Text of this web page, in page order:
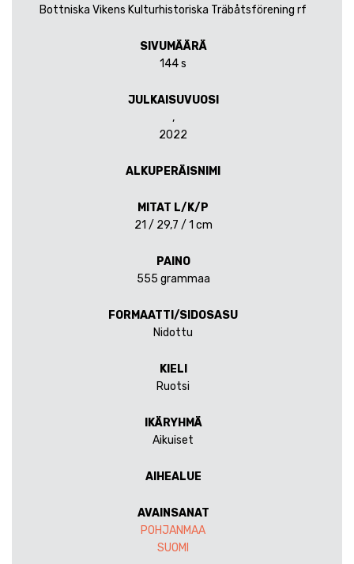
Bottniska Vikens Kulturhistoriska Träbåtsförening rf
SIVUMÄÄRÄ
144 s
JULKAISUVUOSI
,
2022
ALKUPERÄISNIMI
MITAT L/K/P
21 / 29,7 / 1 cm
PAINO
555 grammaa
FORMAATTI/SIDOSASU
Nidottu
KIELI
Ruotsi
IKÄRYHMÄ
Aikuiset
AIHEALUE
AVAINSANAT
POHJANMAA
SUOMI